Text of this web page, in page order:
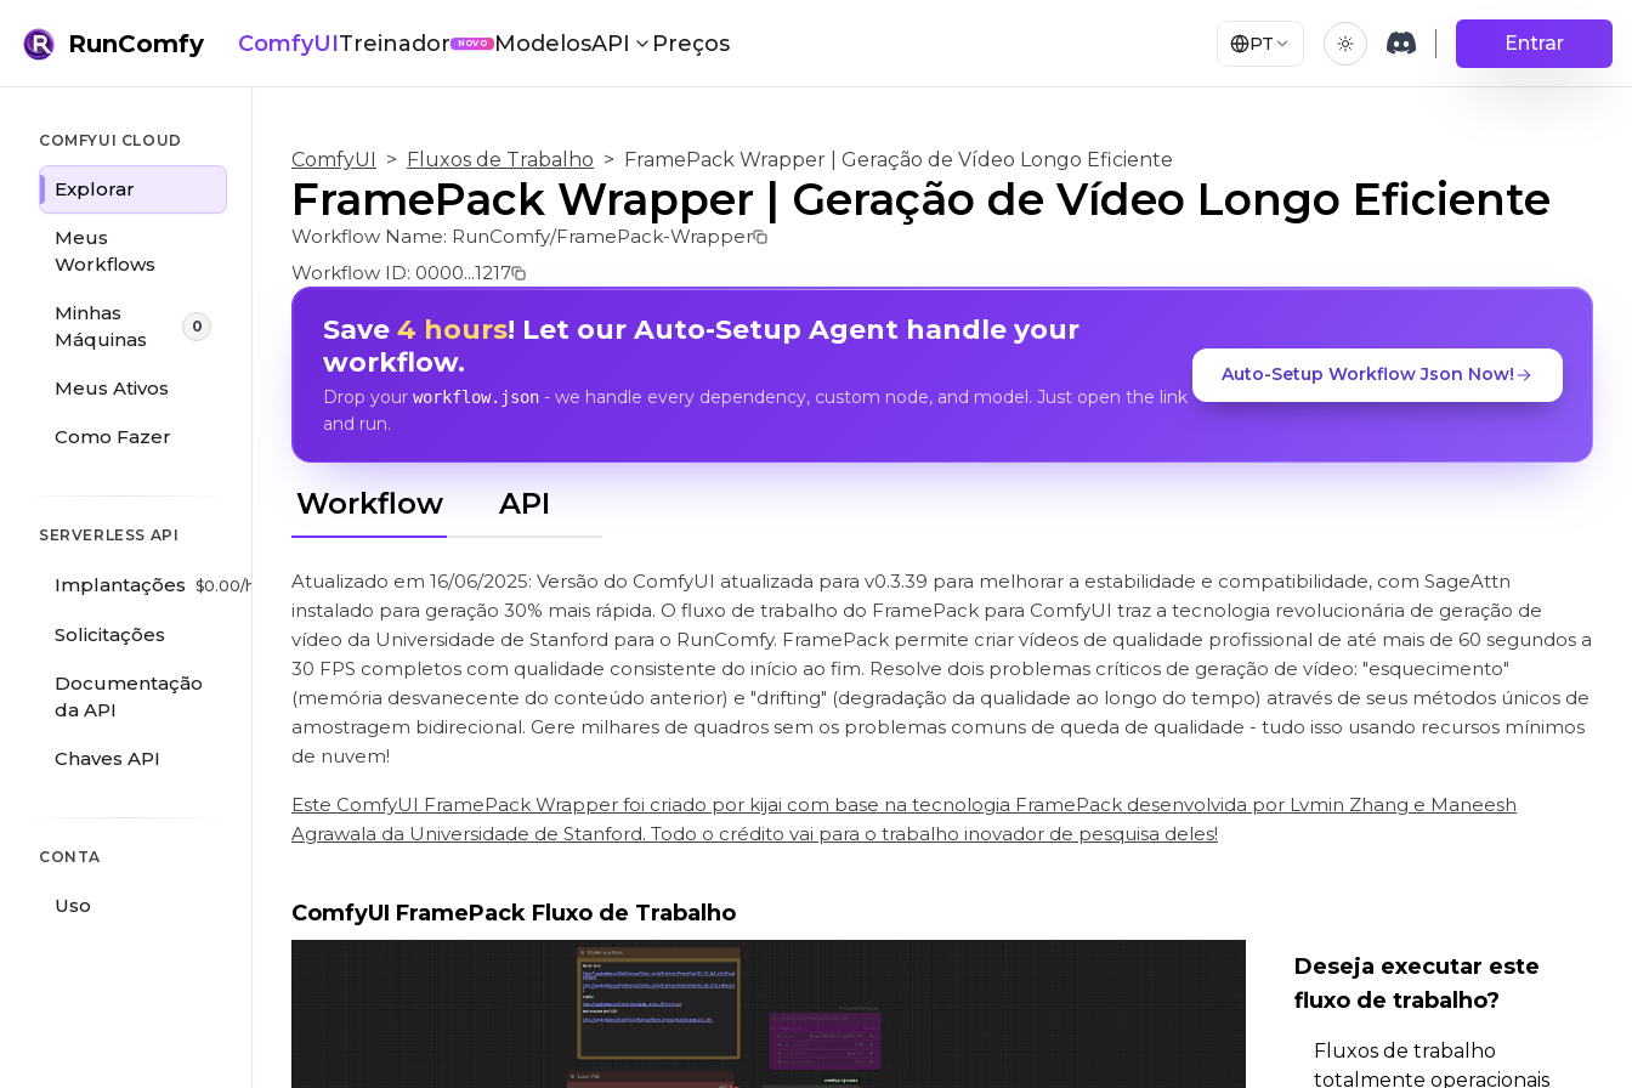
RunComfy ComfyUITreinador NOVO ModelosAPI Preços PT Entrar
COMFYUI CLOUD
Explorar
Meus
Workflows
Minhas
Máquinas
0
Meus Ativos
Como Fazer
SERVERLESS API
Implantações $0.00/hr
Solicitações
Documentação
da API
Chaves API
CONTA
Uso
ComfyUI > Fluxos de Trabalho > FramePack Wrapper | Geração de Vídeo Longo Eficiente
FramePack Wrapper | Geração de Vídeo Longo Eficiente
Workflow Name: RunComfy/FramePack-Wrapper
Workflow ID: 0000...1217
Save 4 hours! Let our Auto-Setup Agent handle your
workflow.
Drop your workflow.json- we handle every dependency, custom node, and model. Just open the link
and run.
Auto-Setup Workflow Json Now!
Workflow API
Atualizado em 16/06/2025: Versão do ComfyUI atualizada para v0.3.39 para melhorar a estabilidade e compatibilidade, com SageAttn
instalado para geração 30% mais rápida. O fluxo de trabalho do FramePack para ComfyUI traz a tecnologia revolucionária de geração de
vídeo da Universidade de Stanford para o RunComfy. FramePack permite criar vídeos de qualidade profissional de até mais de 60 segundos a
30 FPS completos com qualidade consistente do início ao fim. Resolve dois problemas críticos de geração de vídeo: "esquecimento"
(memória desvanecente do conteúdo anterior) e "drifting" (degradação da qualidade ao longo do tempo) através de seus métodos únicos de
amostragem bidirecional. Gere milhares de quadros sem os problemas comuns de queda de qualidade - tudo isso usando recursos mínimos
de nuvem!
Este ComfyUI FramePack Wrapper foi criado por kijai com base na tecnologia FramePack desenvolvida por Lvmin Zhang e Maneesh
Agrawala da Universidade de Stanford. Todo o crédito vai para o trabalho inovador de pesquisa deles!
ComfyUI FramePack Fluxo de Trabalho
Deseja executar este
fluxo de trabalho?
Fluxos de trabalho
totalmente operacionais